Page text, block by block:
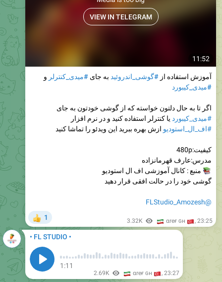
11:52
VIEW IN TELEGRAM
آموزش استفاده از #گوشی_اندروئید به جای #میدی_کنترلر و
#میدی_کیبورد
اگر تا به حال دلتون خواسته که از گوشی خودتون به جای
#میدی_کیبورد یا کنترلر استفاده کنید و در نرم افزار
#اف_ال_استودیو ازش بهره ببرید این ویدئو را تماشا کنید
کیفیت:480p
مدرس:عارف قهرمانزاده
منبع : کانال آموزشی اف ال استودیو
گوشی خود را در حالت افقی قرار دهید
@FLStudio_Amozesh
1 3.32K αreғ ɢн , 23:25
• FL STUDIO •
1:11
2.69K
🇮🇷
αreғ ɢн , 23:27